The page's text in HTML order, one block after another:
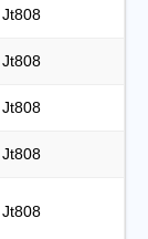
Jt808
Jt808
Jt808
Jt808
Jt808